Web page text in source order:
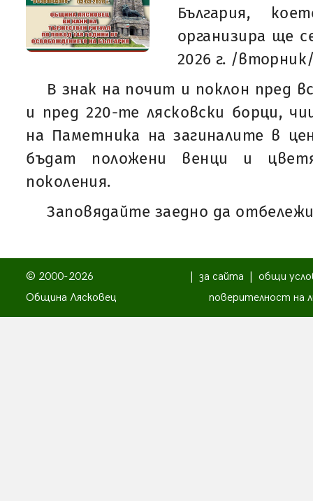
България,
организира ще
2026 г. /
В знак на почит и поклон пред
и пред 220-те лясковски борци,
на Паметника на загиналите в
бъдат положени венци и
поколения.
Заповядайте заедно да
© 2000-2026
Община Лясковец
за сайта
общи
поверителност на